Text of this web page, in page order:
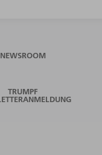
NEWSROOM
TRUMPF